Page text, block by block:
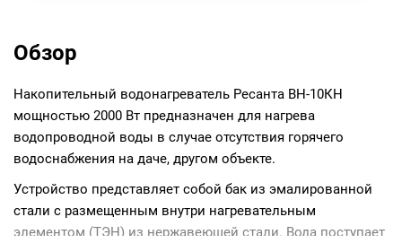
Обзор
Накопительный водонагреватель Ресанта ВН-10КН
мощностью 2000 Вт предназначен для нагрева
водопроводной воды в случае отсутствия горячего
водоснабжения на даче, другом объекте.
Устройство представляет собой бак из эмалированной
стали с размещенным внутри нагревательным
элементом (ТЭН) из нержавеющей стали. Вода поступает